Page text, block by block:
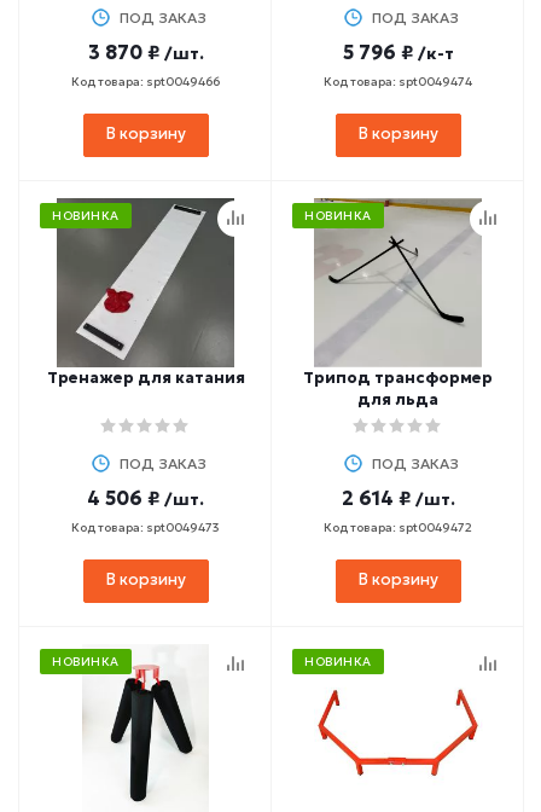
ПОД ЗАКАЗ
3 870 ₽ /шт.
Код товара: spt0049466
В корзину
ПОД ЗАКАЗ
5 796 ₽ /к-т
Код товара: spt0049474
В корзину
НОВИНКА
Тренажер для катания
ПОД ЗАКАЗ
4 506 ₽ /шт.
Код товара: spt0049473
В корзину
НОВИНКА
Трипод трансформер
для льда
ПОД ЗАКАЗ
2 614 ₽ /шт.
Код товара: spt0049472
В корзину
НОВИНКА НОВИНКА